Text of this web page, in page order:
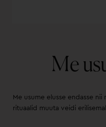
Me
Me usume elusse endasse
rituaalid muuta veidi